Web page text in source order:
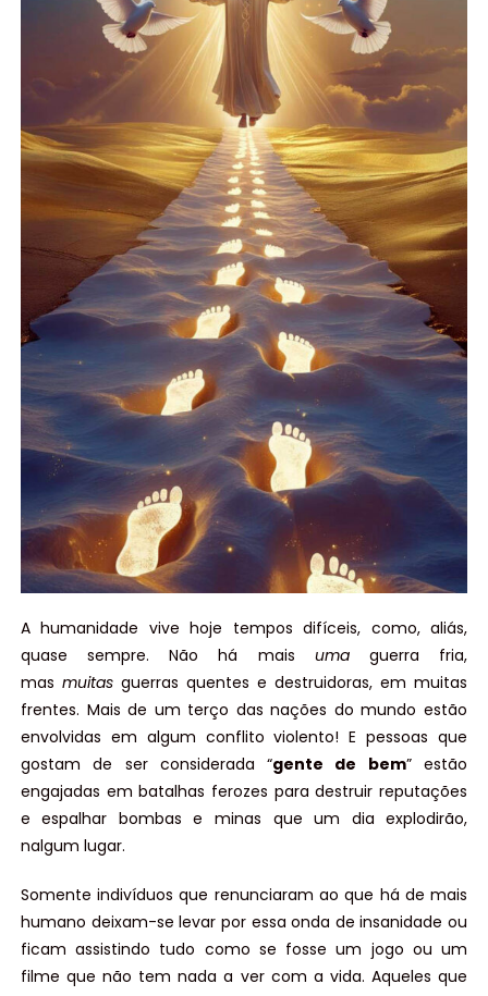
A humanidade vive hoje tempos difíceis, como, aliás,
quase sempre. Não há mais umaguerra fria,
mas muitasguerras quentes e destruidoras, em muitas
frentes. Mais de um terço das nações do mundo estão
envolvidas em algum conflito violento! E pessoas que
gostam de ser considerada “gente de bem” estão
engajadas em batalhas ferozes para destruir reputações
e espalhar bombas e minas que um dia explodirão,
nalgum lugar.
Somente indivíduos que renunciaram ao que há de mais
humano deixam-se levar por essa onda de insanidade ou
ficam assistindo tudo como se fosse um jogo ou um
filme que não tem nada a ver com a vida. Aqueles que